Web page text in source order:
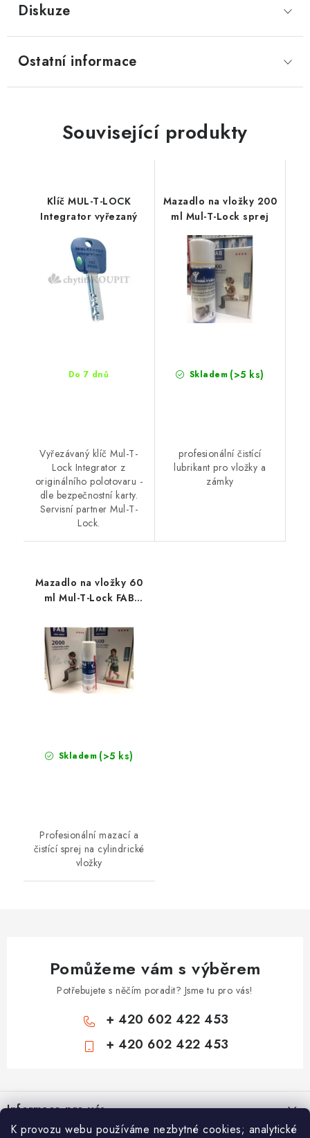
K provozu webu používáme nezbytné cookies; analytické
Diskuze
Ostatní informace
Související produkty
Klíč MUL-T-LOCK
Integrator vyřezaný
Do 7 dnů
Vyřezávaný klíč Mul-T-
Lock Integrator z
originálního polotovaru -
dle bezpečnostní karty.
Servisní partner Mul-T-
Lock.
Mazadlo na vložky 200
ml Mul-T-Lock sprej
Skladem (>5 ks)
profesionální čistící
lubrikant pro vložky a
zámky
Mazadlo na vložky 60
ml Mul-T-Lock FAB
Skladem (>5 ks)
Profesionální mazací a
čistící sprej na cylindrické
vložky
Pomůžeme vám s výběrem
Potřebujete s něčím poradit? Jsme tu pro vás!
+ 420 602 422 453
+ 420 602 422 453
á
pInformace pro vás